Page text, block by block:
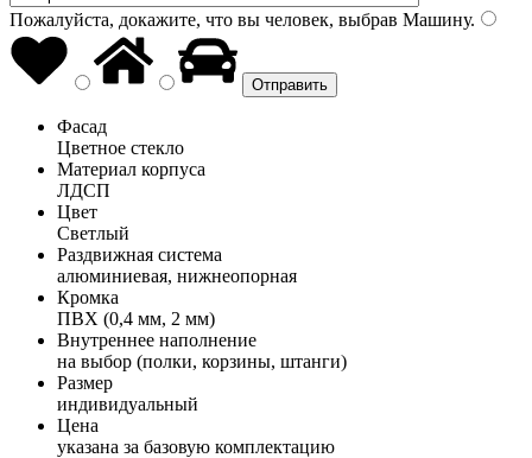
Пожалуйста, докажите, что вы человек, выбрав Машину.
Фасад
Цветное стекло
Материал корпуса
ЛДСП
Цвет
Светлый
Раздвижная система
алюминиевая, нижнеопорная
Кромка
ПВХ (0,4 мм, 2 мм)
Внутреннее наполнение
на выбор (полки, корзины, штанги)
Размер
индивидуальный
Цена
указана за базовую комплектацию